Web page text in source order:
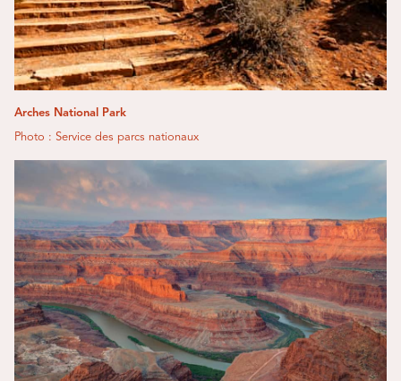
Arches National Park
Photo : Service des parcs nationaux